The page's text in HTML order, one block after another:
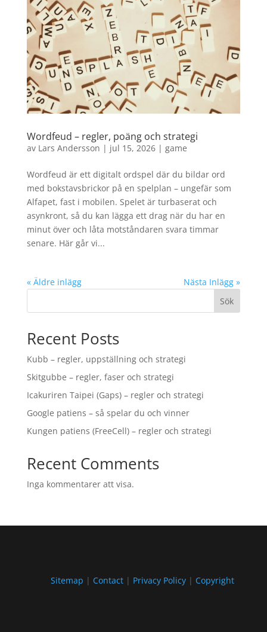
Wordfeud – regler, poäng och strategi
av Lars Andersson | jul 15, 2026| game
Wordfeud är ett digitalt ordspel där du bildar ord
med bokstavsbrickor på en spelplan – ungefär som
Alfapet, fast i mobilen. Spelet är turbaserat och
asynkront, så du kan lägga ett drag när du har en
minut över och låta motståndaren svara timmar
senare. Här går vi...
« Äldre inlägg
Nästa Inlägg »
Sök
Recent Posts
Kubb – regler, uppställning och strategi
Skitgubbe – regler, faser och strategi
Icakuriren Taipei (Gaps) – regler och strategi
Google patiens – så spelar du och vinner
Kungen patiens (FreeCell) – regler och strategi
Recent Comments
Inga kommentarer att visa.
Sitemap | Contact| Privacy Policy| Copyright